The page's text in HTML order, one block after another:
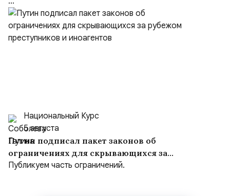
Национальный Курс
5 августа
Путин подписал пакет законов об
ограничениях для скрывающихся за
рубежом преступников и иноагентов
Публикуем часть ограничений.